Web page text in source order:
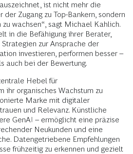
ist nicht mehr die
Zugang zu Top-Bankern, sondern
zu wachsen“, sagt Michael Kahlich.
in die Befähigung ihrer Berater,
zur Ansprache der
investieren, performen besser –
auch bei der Bewertung.
Hebel für
ihr organisches Wachstum zu
Marke mit digitaler
und Relevanz. Künstliche
GenAI – ermöglicht eine präzise
Neukunden und eine
Datengetriebene Empfehlungen
frühzeitig zu erkennen und gezielt